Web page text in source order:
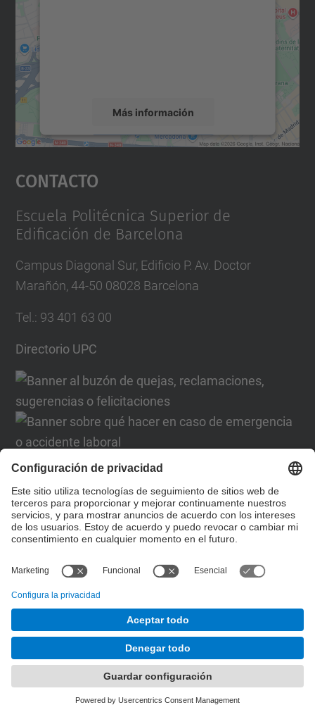
Más información
Aceptar
powered by
Contacto
Escuela Politécnica Superior de
Edificación de Barcelona
Campus Diagonal Sur, Edificio P. Av. Doctor
Marañón, 44-50 08028 Barcelona
Tel. : 93 401 63 00
Directorio UPC
Formulario de contacto
Lista Redes Sociales
Desarrollado con